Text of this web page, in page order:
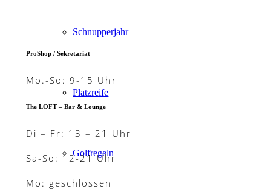
Schnupperjahr
Platzreife
Golfregeln
ProShop / Sekretariat
Mo.-So: 9-15 Uhr
The LOFT – Bar & Lounge
Di – Fr: 13 – 21 Uhr
Sa-So: 12-21 Uhr
Mo: geschlossen